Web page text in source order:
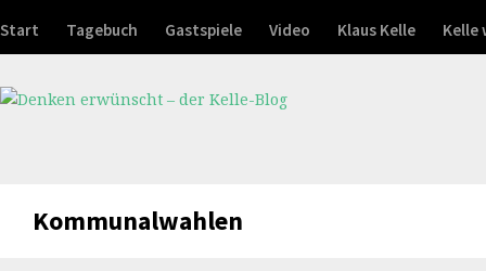
Start Tagebuch Gastspiele Video Klaus Kelle Kelle
Kommunalwahlen